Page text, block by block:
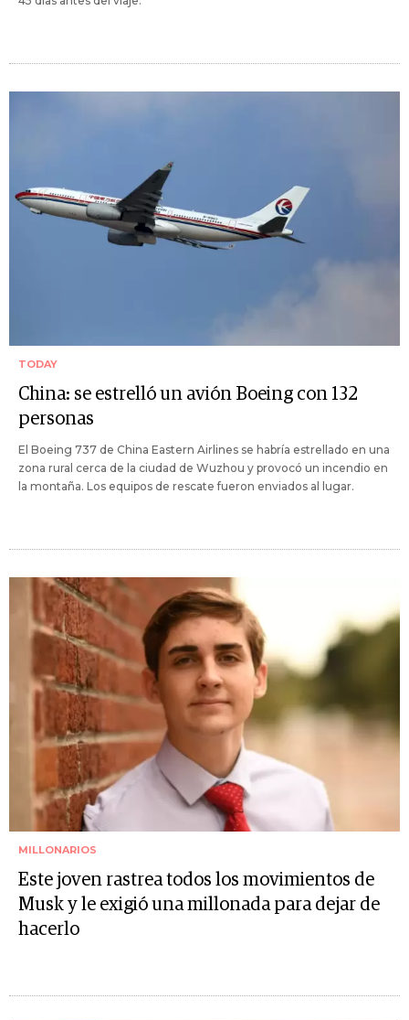
TODAY
China: se estrelló un avión Boeing con 132
personas
El Boeing 737 de China Eastern Airlines se habría estrellado en una
zona rural cerca de la ciudad de Wuzhou y provocó un incendio en
la montaña. Los equipos de rescate fueron enviados al lugar.
MILLONARIOS
Este joven rastrea todos los movimientos de
Musk y le exigió una millonada para dejar de
hacerlo